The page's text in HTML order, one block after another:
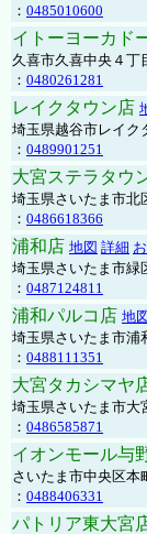
： 0485010600
イトーヨーカド
久喜市久喜中央４丁
： 0480261281
レイクタウン店
埼玉県越谷市レイク
： 0489901251
大宮ステラタウ
埼玉県さいたま市
： 0486618366
浦和店 地図 詳細
埼玉県さいたま市緑
： 0487124811
浦和パルコ店 地図
埼玉県さいたま市浦
： 0488111351
大宮タカシマヤ
埼玉県さいたま市大
： 0486585871
イオンモール与
さいたま市中央区本
： 0488406331
パトリア東大宮